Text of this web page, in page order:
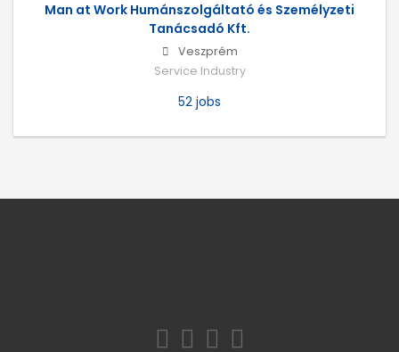
Man at Work Humánszolgáltató és Személyzeti
Tanácsadó Kft.
Veszprém
Service Industry
52 jobs